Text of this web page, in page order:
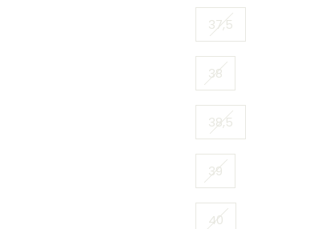
37,5
38
38,5
39
40